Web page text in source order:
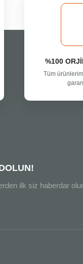
%100
Tüm
ilk siz haberdar